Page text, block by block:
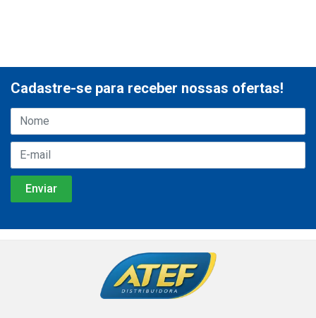
Cadastre-se para receber nossas ofertas!